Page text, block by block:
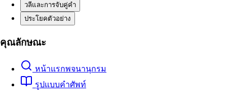
วลีและการจับคู่คำ
ประโยคตัวอย่าง
คุณลักษณะ
หน้าแรกพจนานุกรม
รูปแบบคำศัพท์